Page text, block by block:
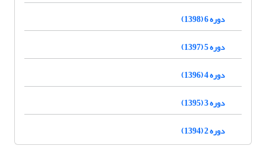
دوره 6 (1398)
دوره 5 (1397)
دوره 4 (1396)
دوره 3 (1395)
دوره 2 (1394)